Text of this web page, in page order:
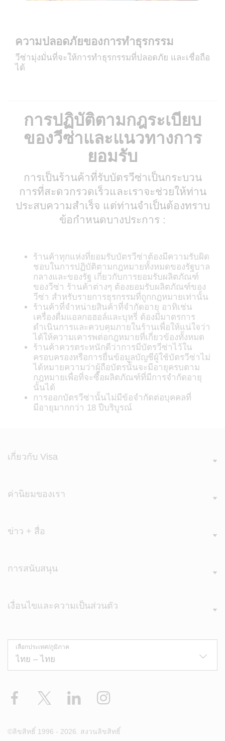
ความปลอดภัยของการทำธุรกรรม
วีซ่ามุ่งมั่นที่จะให้การทำธุรกรรมที่ปลอดภัย และเชื่อถือ
ได้
การปฏิบัติตามกฎระเบียบ
ของวีซ่าและแนวทางการ
ยอมรับ
การเป็นร้านค้าที่รับบัตรวีซ่าเป็นกระบวน
การที่สะดวกรวดเร็วและเราจะช่วยให้ท่าน
ประสบความสำเร็จ แต่ท่านจำเป็นต้องทราบ
ข้อกำหนดบางประการ :
ร้านค้าทุกแห่งที่ยอมรับบัตรวีซ่าต้องมีความรับผิด
ชอบในการปฏิบัติตามกฎหมายทั้งหมดของรัฐบาล
กลางและของรัฐ เกี่ยวกับการยอมรับผลิตภัณฑ์
ของวีซ่า ร้านค้าต่างๆ ต้องยอมรับผลิตภัณฑ์ของ
วีซ่า สำหรับรายการธุรกรรมที่ถูกกฎหมายเท่านั้น
ร้านค้าที่จำหน่ายสินค้าที่จำกัดอายุ อาทิเช่น
เครื่องดื่มแอลกอฮอล์และบุหรี่ ต้องมีมาตรการ
ดำเนินการและควบคุมภายในร้านเพื่อให้แน่ใจว่า
ได้ให้ความเคารพต่อกฎหมายที่เกี่ยวข้องทั้งหมด
ร้านค้าควรตระหนักดีว่าการมีบัตรวีซ่าไว้ใน
ครอบครองหรือการยื่นข้อมูลบัญชีผู้ใช้บัตรวีซ่าไม่
ได้หมายความว่าผู้ถือบัตรนั้นจะมีอายุครบตาม
กฎหมายเพื่อที่จะซื้อผลิตภัณฑ์ที่มีการจำกัดอายุ
นั้นได้
การออกบัตรวีซ่านั้นไม่มีข้อจำกัดต่อบุคคลที่
มีอายุมากกว่า 18 ปีบริบูรณ์
เกี่ยวกับ Visa
ค่านิยมของเรา
ข่าว + สื่อ
การสนับสนุน
เงื่อนไขและความเป็นส่วนตัว
เลือกประเทศ/ภูมิภาค
Facebook LinkedIn
©ลิขสิทธิ์ 1996 - 2026. สงวนลิขสิทธิ์